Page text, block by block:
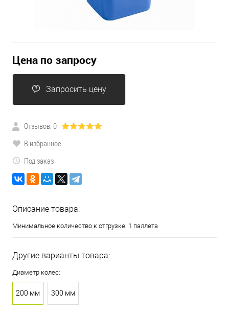
Цена по запросу
Запросить цену
Отзывов: 0
В избранное
Под заказ
Описание товара:
Минимальное количество к отгрузке: 1 паллета
Другие варианты товара:
Диаметр колес:
200 мм 300 мм